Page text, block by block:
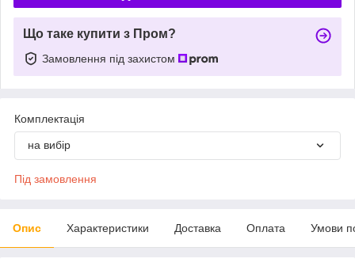
Що таке купити з Пром?
Замовлення під захистом
Комплектація
на вибір
Під замовлення
Опис Характеристики Доставка Оплата Умови